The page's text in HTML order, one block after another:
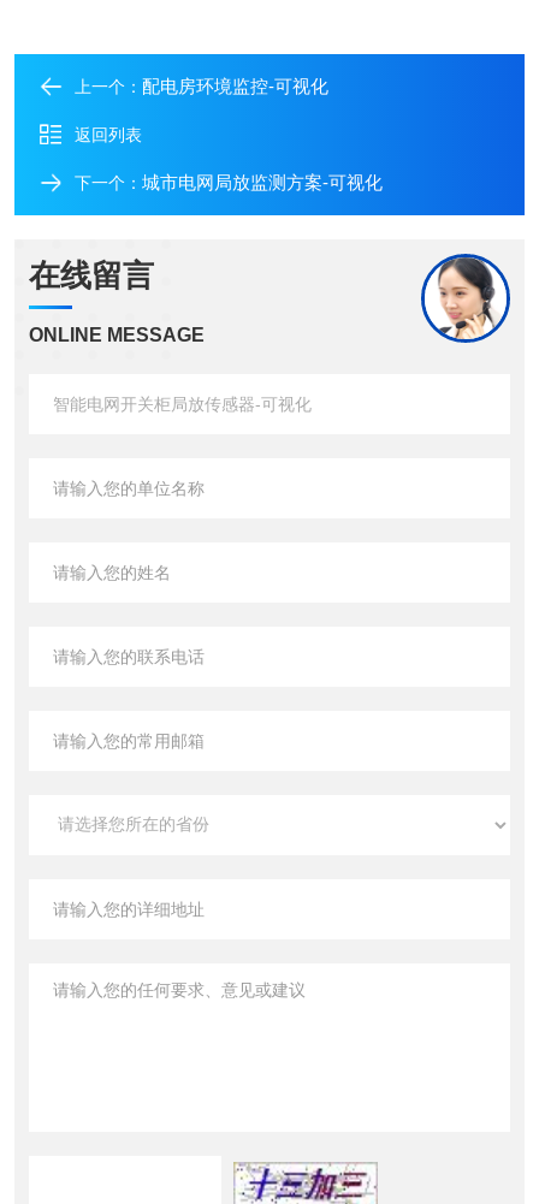
上一个： 配电房环境监控-可视化
返回列表
下一个： 城市电网局放监测方案-可视化
在线留言
ONLINE MESSAGE